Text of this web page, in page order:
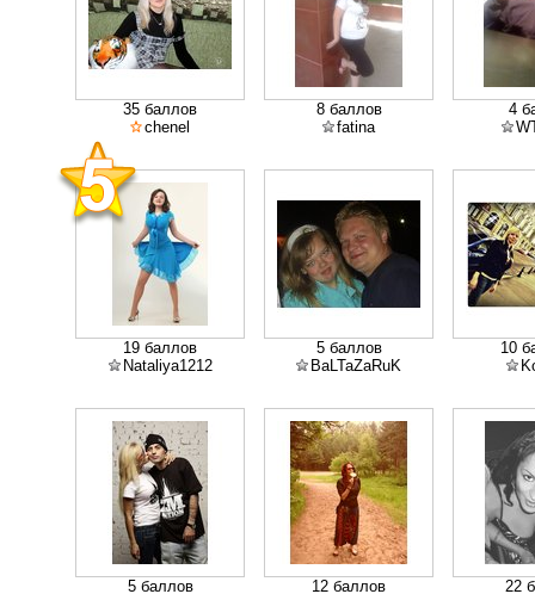
35 баллов
chenel
8 баллов
fatina
4
19 баллов
Nataliya1212
5 баллов
BaLTaZaRuK
10
5 баллов
12 баллов
22